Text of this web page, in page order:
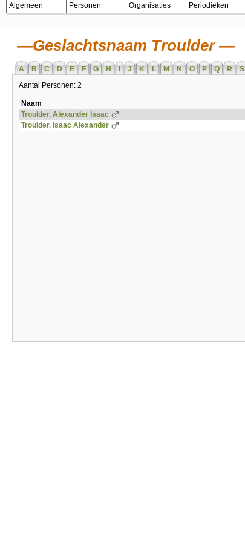
Algemeen Personen Organisaties Periodieken
Geslachtsnaam Troulder
A B C D E F G H J K L M N O P Q R S
Aantal Personen: 2
Naam
Troulder, Alexander Isaac
Troulder, Isaac Alexander